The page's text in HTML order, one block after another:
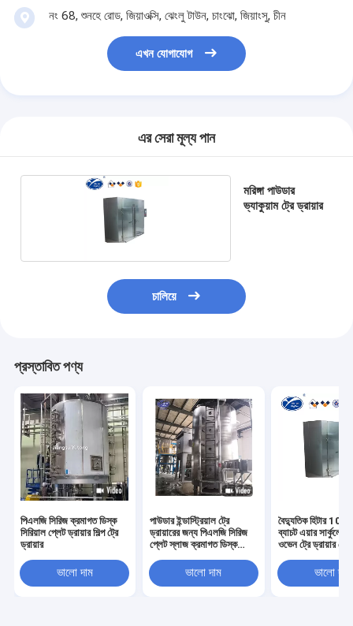
নং 68, শুনহে রোড, জিয়াওক্সি, ঝেংলু টাউন, চাংঝো, জিয়াংসু, চীন
এখন যোগাযোগ
এর সেরা মূল্য পান
মরিঙ্গা পাউডার
ভ্যাকুয়াম ট্রে ড্রায়ার
চালিয়ে
প্রস্তাবিত পণ্য
পিএলজি সিরিজ ক্রমাগত ডিস্ক
সিরিয়াল প্লেট ড্রায়ার শিল্প ট্রে
ড্রায়ার
ভালো দাম
পাউডার ইন্ডাস্ট্রিয়াল ট্রে
ড্রায়ারের জন্য পিএলজি সিরিজ
প্লেট স্লাজ ক্রমাগত ডিস্ক
ভালো দাম
বৈদ্যুতিক হিটার 10-
ব্যাচট এয়ার
ওভেন ট্রে ড্রায়ার
ভালো দাম